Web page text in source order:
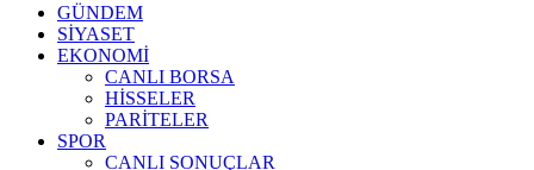
GÜNDEM
SİYASET
EKONOMİ
CANLI BORSA
HİSSELER
PARİTELER
SPOR
CANLI SONUÇLAR